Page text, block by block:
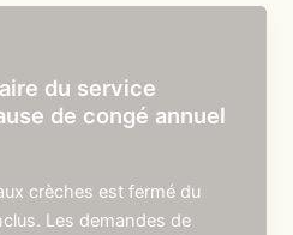
du service
de congé annuel
crèches est fermé du
Les demandes de